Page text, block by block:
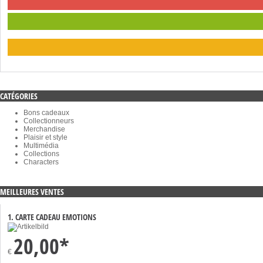
CATÉGORIES
Bons cadeaux
Collectionneurs
Merchandise
Plaisir et style
Multimédia
Collections
Characters
MEILLEURES VENTES
1. CARTE CADEAU EMOTIONS
€ 20,00*